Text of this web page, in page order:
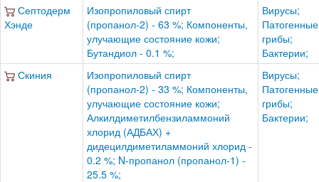
Септодерм
Хэнде
Изопропиловый спирт
(пропанол-2) - 63 %; Компоненты,
улучающие состояние кожи;
Бутандиол - 0.1 %;
Вирусы;
Патогенные
грибы;
Бактерии;
Скиния
Изопропиловый спирт
(пропанол-2) - 33 %; Компоненты,
улучающие состояние кожи;
Алкилдиметилбензиламмоний
хлорид (АДБАХ) +
дидецилдиметиламмоний хлорид -
0.2 %; N-пропанол (пропанол-1) -
25.5 %;
Вирусы;
Патогенные
грибы;
Бактерии;